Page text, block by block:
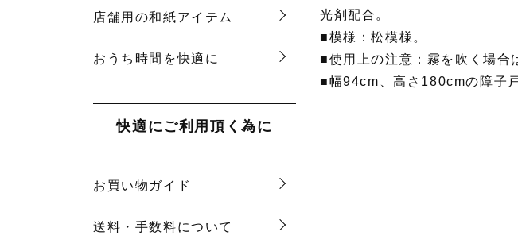
店舗用の和紙アイテム
おうち時間を快適に
快適にご利用頂く為に
お買い物ガイド
送料・手数料について
光剤配合。
■模様：松模様。
■使用上の注意：霧を吹く場合
■幅94cm、高さ180cmの障子